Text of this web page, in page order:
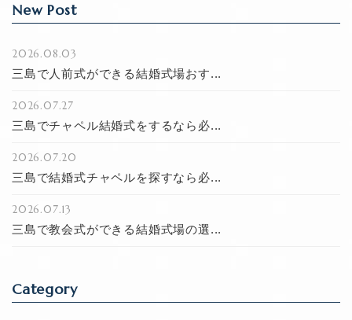
New Post
2026.08.03
三島で人前式ができる結婚式場おす...
2026.07.27
三島でチャペル結婚式をするなら必...
2026.07.20
三島で結婚式チャペルを探すなら必...
2026.07.13
三島で教会式ができる結婚式場の選...
Category